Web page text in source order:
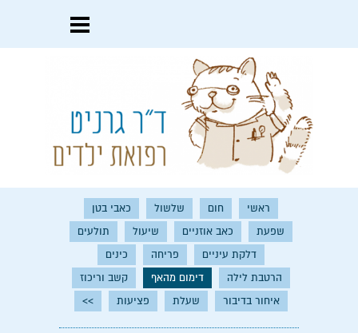
ראשי חום שלשול
כאבי בטן
שפעת
כאב אוזניים שיעול
תולעים
דלקת עיניים
פריחה
כינים
הרטבת לילה
דימום מהאף
קשב וריכוז
איחור בדיבור
שעלת פציעות >>